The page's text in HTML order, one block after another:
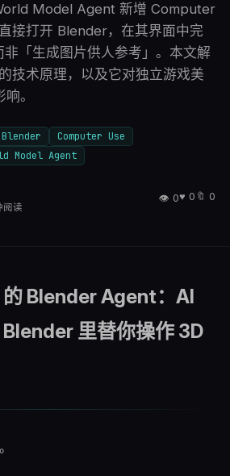
Model Agent 新增 Computer
接打开 Blender，在其界面中完
「生成图片供人参考」。本文解
技术原理，以及它对独立游戏美
。
Blender
Computer Use
Model Agent
阅读
👁 0♥ 0 🔖 0
Blender Agent：AI
里替你操作 3D